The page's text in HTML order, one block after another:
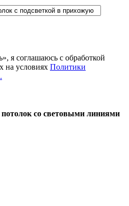
я соглашаюсь c обработкой
на условиях Политики
со световыми линиями